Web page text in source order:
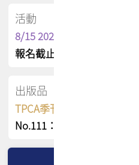
活動
8/15 2026 TPCA健康盃保齡
報名截止日 : 8/3 活動日期 :
出版品
TPCA季刊 FREE 線上版
No.111：PCB全球風險布局